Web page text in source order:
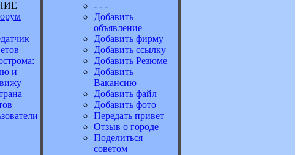
и
- - -
Добавить
объявление
Добавить фирму
Добавить ссылку
Добавить Резюме
Добавить
Вакансию
Добавить файл
Добавить фото
Передать привет
Отзыв о городе
Поделиться
советом